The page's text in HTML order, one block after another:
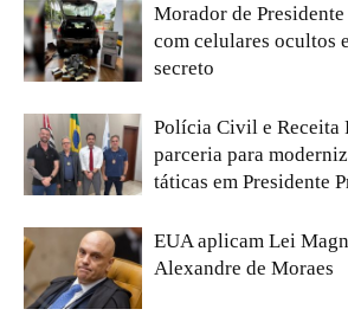
Morador de
com celulares ocultos
secreto
Polícia Civil e Receita
parceria para
táticas em Presidente
EUA aplicam Lei
Alexandre de Moraes